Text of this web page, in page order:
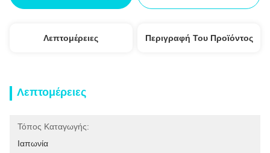
Λεπτομέρειες Περιγραφή Του Προϊόντος
Λεπτομέρειες
Τόπος Καταγωγής:
Ιαπωνία